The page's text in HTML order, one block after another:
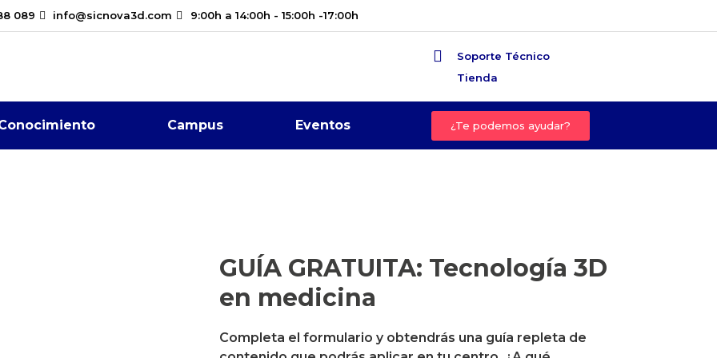
089 info@sicnova3d.com 9:00h a 14:00h - 15:00h -17:00h
Soporte Técnico
Tienda
Campus Eventos ¿Te podemos ayudar?
GUÍA GRATUITA: Tecnología 3D
en medicina
Completa el formulario y obtendrás una guía repleta de